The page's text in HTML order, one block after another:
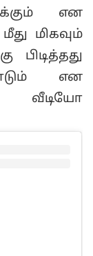
என
மிகவும்
பிடித்தது
என
வீடியோ